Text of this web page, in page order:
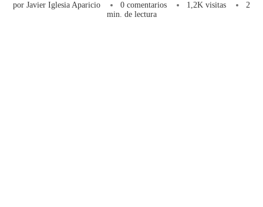
por Javier Iglesia Aparicio 0 comentarios 1,2K visitas
2
min. de lectura